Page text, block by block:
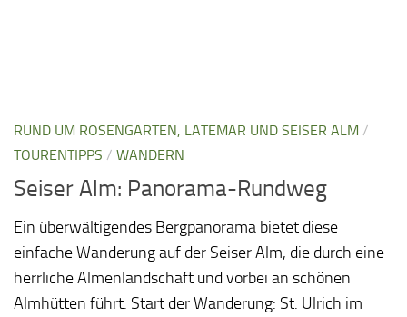
RUND UM ROSENGARTEN, LATEMAR UND SEISER ALM /
TOURENTIPPS / WANDERN
Seiser Alm: Panorama-Rundweg
Ein überwältigendes Bergpanorama bietet diese
einfache Wanderung auf der Seiser Alm, die durch eine
herrliche Almenlandschaft und vorbei an schönen
Almhütten führt. Start der Wanderung: St. Ulrich im